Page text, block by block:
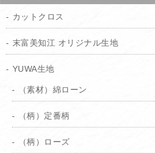
カットクロス
末富美知江 オリジナル生地
YUWA生地
（素材）綿ローン
（柄）定番柄
（柄）ローズ